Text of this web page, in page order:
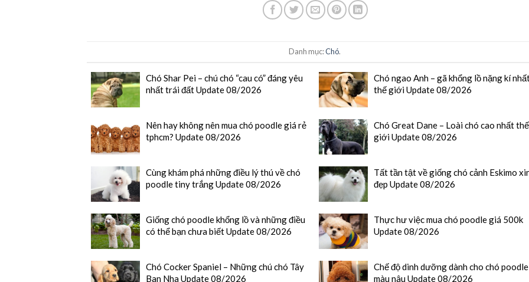
Danh mục:Chó.
Chó Shar Pei – chú chó “cau có” đáng yêu
nhất trái đất Update 08/2026
Chó ngao Anh – gã khổng lồ nặng kí
thế giới Update 08/2026
Nên hay không nên mua chó poodle giá rẻ
tphcm? Update 08/2026
Chó Great Dane – Loài chó cao nhất thế
giới Update 08/2026
Cùng khám phá những điều lý thú về chó
poodle tiny trắng Update 08/2026
Tất tần tật về giống chó cảnh Eskimo
đẹp Update 08/2026
Giống chó poodle khổng lồ và những điều
có thể bạn chưa biết Update 08/2026
Thực hư việc mua chó poodle giá 500k
Update 08/2026
Chó Cocker Spaniel – Những chú chó Tây
Ban Nha Update 08/2026
Chế độ dinh dưỡng dành cho chó poodle
màu nâu Update 08/2026